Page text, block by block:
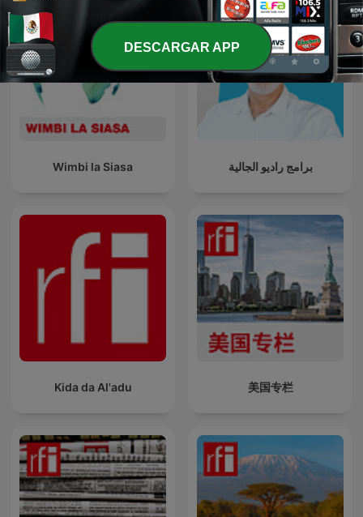
Wimbi la Siasa برامج راديو الجالية
Kida da Al'adu 美国专栏
DESCARGAR APP